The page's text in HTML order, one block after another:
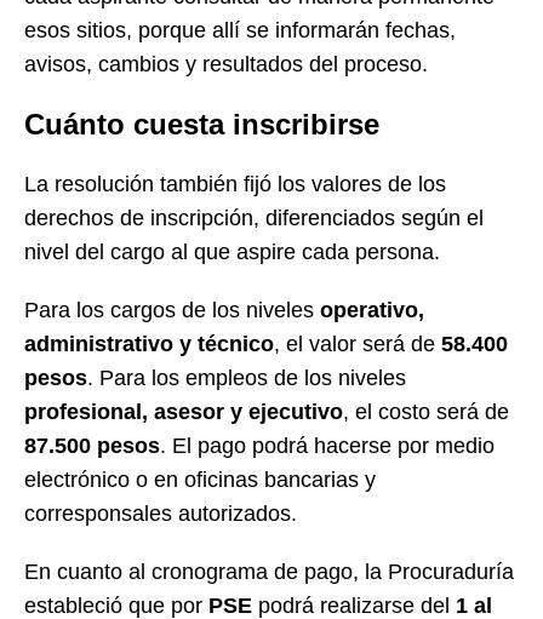
esos sitios, porque allí se informarán fechas,
avisos, cambios y resultados del proceso.
Cuánto cuesta inscribirse
La resolución también fijó los valores de los
derechos de inscripción, diferenciados según el
nivel del cargo al que aspire cada persona.
Para los cargos de los niveles operativo,
administrativo y técnico, el valor será de 58.400
pesos. Para los empleos de los niveles
profesional, asesor y ejecutivo, el costo será de
87.500 pesos. El pago podrá hacerse por medio
electrónico o en oficinas bancarias y
corresponsales autorizados.
En cuanto al cronograma de pago, la Procuraduría
estableció que por PSE podrá realizarse del 1 al